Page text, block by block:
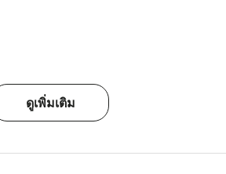
ดูเพิ่มเติม